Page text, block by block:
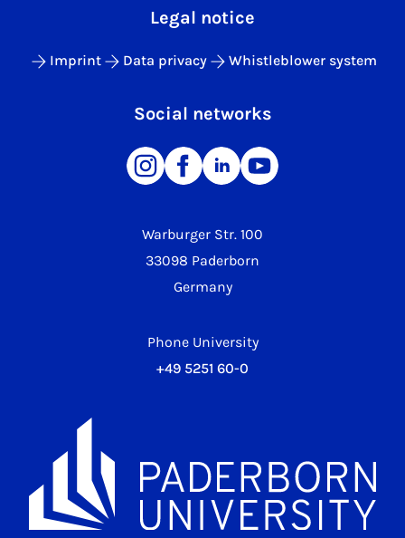
Warburger Str. 100
33098 Paderborn
Germany
Phone University
+49 5251 60-0
Legal notice
Imprint Data privacy Whistleblower system
Social networks